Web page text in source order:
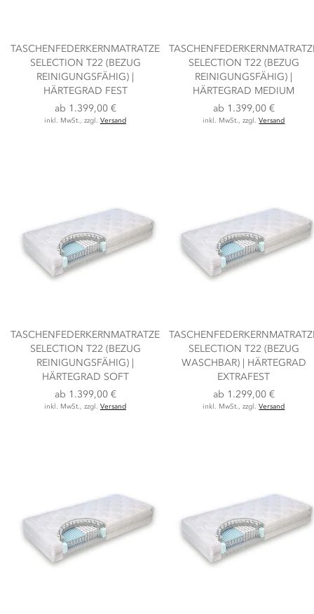
TASCHENFEDERKERNMATRATZE
SELECTION T22 (BEZUG
REINIGUNGSFÄHIG) |
HÄRTEGRAD FEST
ab 1.399,00 €
inkl. MwSt., zzgl. Versand
SELECTION T22 (BEZUG
REINIGUNGSFÄHIG) |
HÄRTEGRAD MEDIUM
ab 1.399,00 €
inkl. MwSt., zzgl.Versand
TASCHENFEDERKERNMATRATZE
SELECTION T22 (BEZUG
REINIGUNGSFÄHIG) |
HÄRTEGRAD SOFT
ab 1.399,00 €
inkl. MwSt., zzgl. Versand
SELECTION T22 (BEZUG
WASCHBAR) | HÄRTEGRAD
EXTRAFEST
ab 1.299,00 €
inkl. MwSt., zzgl.Versand